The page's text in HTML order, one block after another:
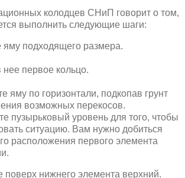
колодцев СНиП говорит о том,
выполнить следующие шаги:
яму подходящего размера.
нее первое кольцо.
яму по горизонтали, подкопав грунт
возможных перекосов.
пузырьковый уровень для того, чтобы
ситуацию. Вам нужно добиться
расположения первого элемента
поверх нижнего элемента верхний.